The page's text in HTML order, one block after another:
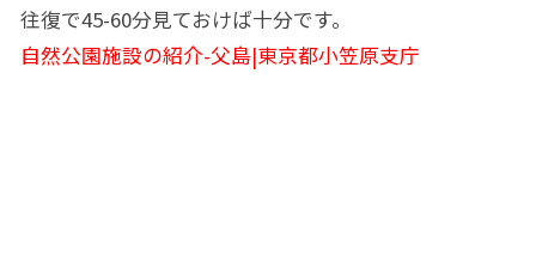
往復で45-60分見ておけば十分です。
自然公園施設の紹介-父島|東京都小笠原支庁